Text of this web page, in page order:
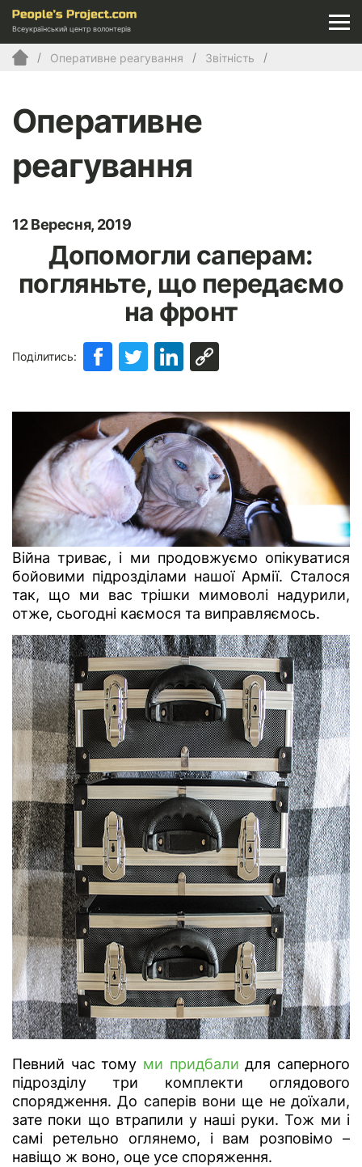
Всеукраїнський центр волонтерів
Оперативне реагування Звітність
Оперативне
реагування
12 Вересня, 2019
Допомогли саперам:
погляньте, що передаємо
на фронт
Поділитись:
Війна триває, і ми продовжуємо опікуватися
бойовими підрозділами нашої Армії. Сталося
так, що ми вас трішки мимоволі надурили,
отже, сьогодні каємося та виправляємось.
Певний час тому ми придбали для саперного
підрозділу три комплекти оглядового
спорядження. До саперів вони ще не доїхали,
зате поки що втрапили у наші руки. Тож ми і
самі ретельно оглянемо, і вам розповімо –
навіщо ж воно, оце усе споряження.